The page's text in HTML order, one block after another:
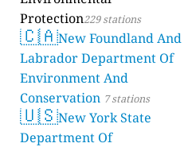
Protection229 stations
🇨🇦New Foundland And
Labrador Department Of
Environment And
Conservation 7 stations
🇺🇸New York State
Department Of